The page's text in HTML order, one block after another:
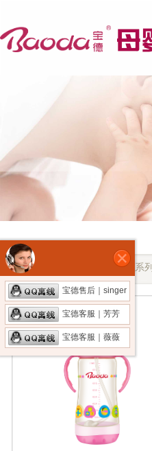
奶瓶系列 杯壶系列
宝德售后｜singer
宝德客服｜芳芳
宝德客服｜薇薇